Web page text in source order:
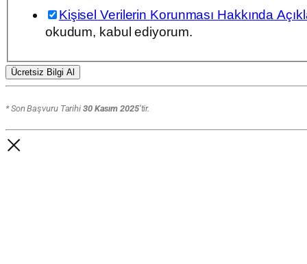
Kişisel Verilerin Korunması Hakkında
okudum, kabul ediyorum.
Ücretsiz Bilgi Al
* Son Başvuru Tarihi 30 Kasım 2025‘tir.